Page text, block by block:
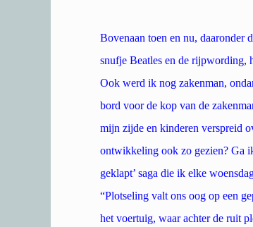
Bovenaan toen en nu,
snufje Beatles en de rijpwording,
Ook werd ik nog zakenman,
bord voor de kop van de
mijn zijde en kinderen verspreid
ontwikkeling ook zo gezien? Ga
geklapt’ saga die ik elke
“Plotseling valt ons oog op een
het voertuig, waar achter de ruit